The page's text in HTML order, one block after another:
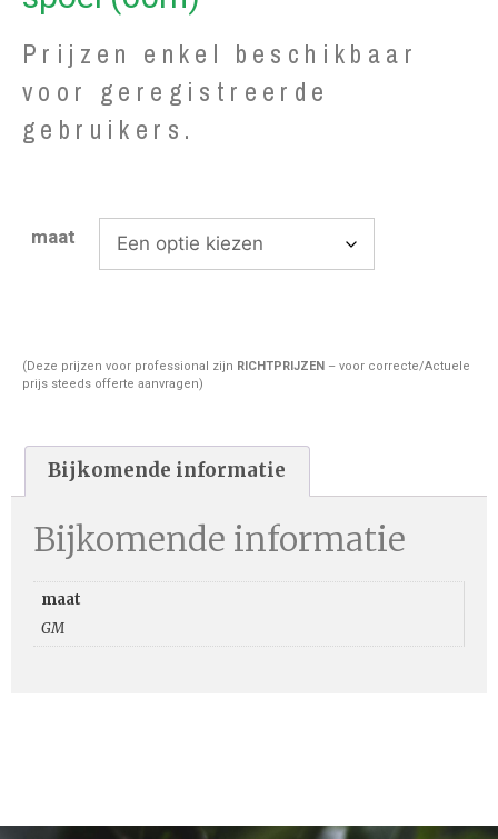
Prijzen enkel beschikbaar
voor geregistreerde
gebruikers.
maat
(Deze prijzen voor professional zijn RICHTPRIJZEN – voor correcte/Actuele
prijs steeds offerte aanvragen)
Bijkomende informatie
Bijkomende informatie
maat
GM